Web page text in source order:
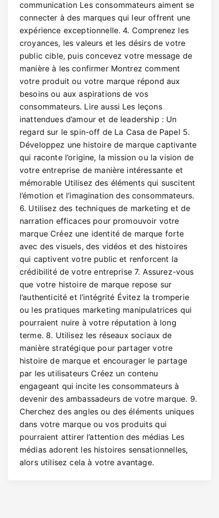
communication Les consommateurs aiment se
connecter à des marques qui leur offrent une
expérience exceptionnelle. 4. Comprenez les
croyances, les valeurs et les désirs de votre
public cible, puis concevez votre message de
manière à les confirmer Montrez comment
votre produit ou votre marque répond aux
besoins ou aux aspirations de vos
consommateurs. Lire aussi Les leçons
inattendues d’amour et de leadership : Un
regard sur le spin-off de La Casa de Papel 5.
Développez une histoire de marque captivante
qui raconte l’origine, la mission ou la vision de
votre entreprise de manière intéressante et
mémorable Utilisez des éléments qui suscitent
l’émotion et l’imagination des consommateurs.
6. Utilisez des techniques de marketing et de
narration efficaces pour promouvoir votre
marque Créez une identité de marque forte
avec des visuels, des vidéos et des histoires
qui captivent votre public et renforcent la
crédibilité de votre entreprise 7. Assurez-vous
que votre histoire de marque repose sur
l’authenticité et l’intégrité Évitez la tromperie
ou les pratiques marketing manipulatrices qui
pourraient nuire à votre réputation à long
terme. 8. Utilisez les réseaux sociaux de
manière stratégique pour partager votre
histoire de marque et encourager le partage
par les utilisateurs Créez un contenu
engageant qui incite les consommateurs à
devenir des ambassadeurs de votre marque. 9.
Cherchez des angles ou des éléments uniques
dans votre marque ou vos produits qui
pourraient attirer l’attention des médias Les
médias adorent les histoires sensationnelles,
alors utilisez cela à votre avantage.